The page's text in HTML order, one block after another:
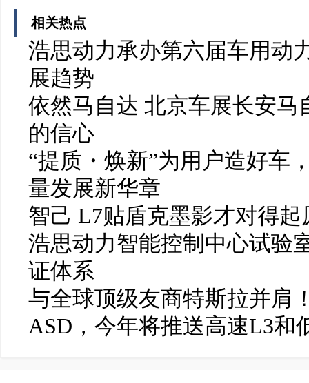
相关热点
浩思动力承办第六届车用动
展趋势
依然马自达 北京车展长安
的信心
“提质・焕新”为用户造好车
量发展新华章
智己 L7贴盾克墨影才对得起
浩思动力智能控制中心试验
证体系
与全球顶级友商特斯拉并肩
ASD，今年将推送高速L3和